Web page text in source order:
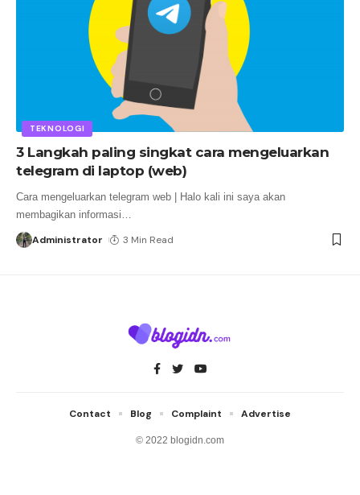
TEKNOLOGI
3 Langkah paling singkat cara mengeluarkan
telegram di laptop (web)
Cara mengeluarkan telegram web | Halo kali ini saya akan
membagikan informasi
Administrator 3 Min Read
© 2022 blogidn.com
Contact Blog Complaint Advertise